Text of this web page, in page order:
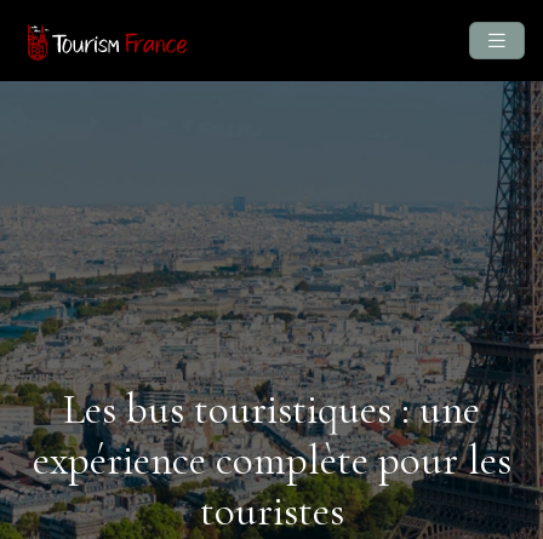
Les bus touristiques : une
expérience complète pour les
touristes